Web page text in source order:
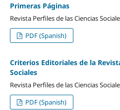
Primeras Páginas
Revista Perfiles de las Ciencias
PDF (Spanish)
Criterios Editoriales de la
Sociales
Revista Perfiles de las Ciencias
PDF (Spanish)